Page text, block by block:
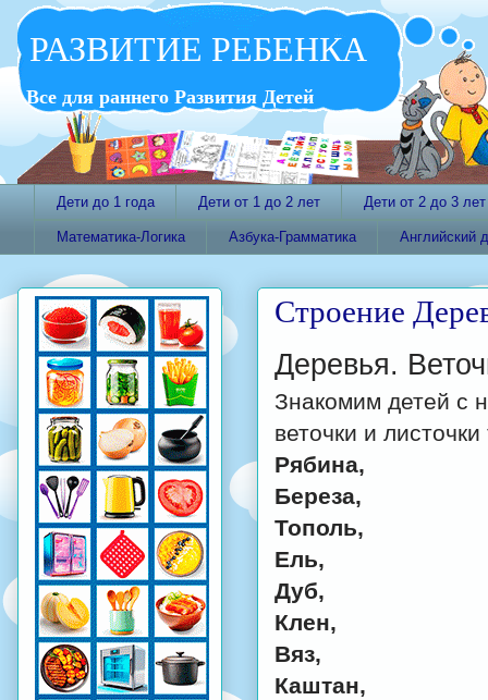
РАЗВИТИЕ РЕБЕНКА
Все для раннего Развития Детей
Дети до 1 года Дети от 1 до 2 лет Дети от 2 до 3 лет
Математика-Логика Азбука-Грамматика Английский
Строение
Деревья.
Знакомим детей с
веточки и
Рябина,
Береза,
Тополь,
Ель,
Дуб,
Клен,
Вяз,
Каштан,